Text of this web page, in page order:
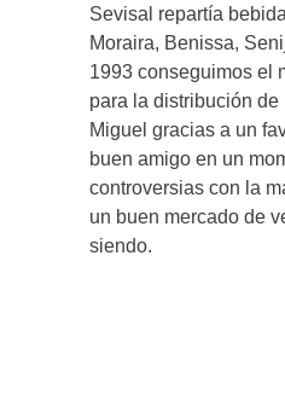
Sevisal repartía
Moraira, Benissa,
1993 conseguimos el
para la distribución de
Miguel gracias a un
buen amigo en un
controversias con la
un buen mercado de
siendo.